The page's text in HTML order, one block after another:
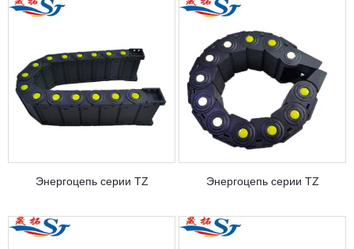
Энергоцепь серии TZ Энергоцепь серии TZ